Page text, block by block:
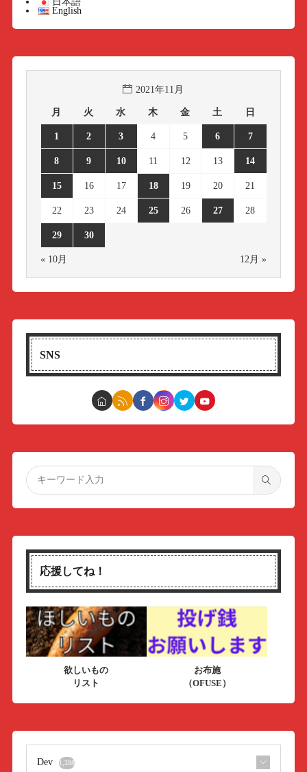
English
2021年11月
月 火 水 木 金 土 日
1 2 3 4 5 6 7
8 9 10 11 12 13 14
15 16 17 18 19 20 21
22 23 24 25 26 27 28
29 30
« 10月 12月 »
SNS
応援してね！
欲しいもの
リスト
お布施
（OFUSE）
Dev 1,288